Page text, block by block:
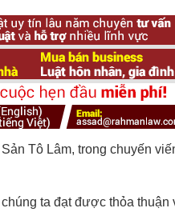
Tô Lâm, trong chuyến
ta đạt được thỏa thuận